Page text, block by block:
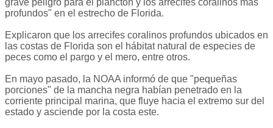
grave peligro para el plancton y los arrecifes coralinos más
profundos" en el estrecho de Florida.
Explicaron que los arrecifes coralinos profundos ubicados en
las costas de Florida son el hábitat natural de especies de
peces como el pargo y el mero, entre otros.
En mayo pasado, la NOAA informó de que "pequeñas
porciones" de la mancha negra habían penetrado en la
corriente principal marina, que fluye hacia el extremo sur del
estado y asciende por la costa este.